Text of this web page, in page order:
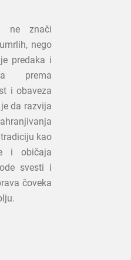
ne znači
nego
predaka i
prema
i obaveza
da razvija
kao
i običaja
svesti i
čoveka